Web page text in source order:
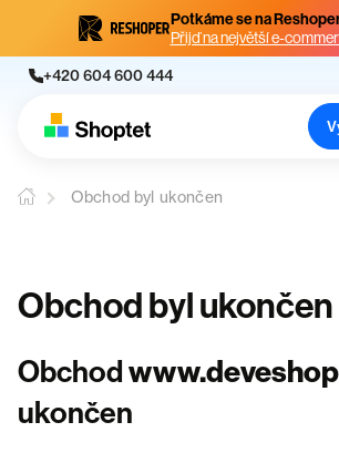
Potkáme se na
Přijď na největší e-
+420 604 600 444
Obchod byl ukončen
Obchod byl ukončen
Obchod
ukončen